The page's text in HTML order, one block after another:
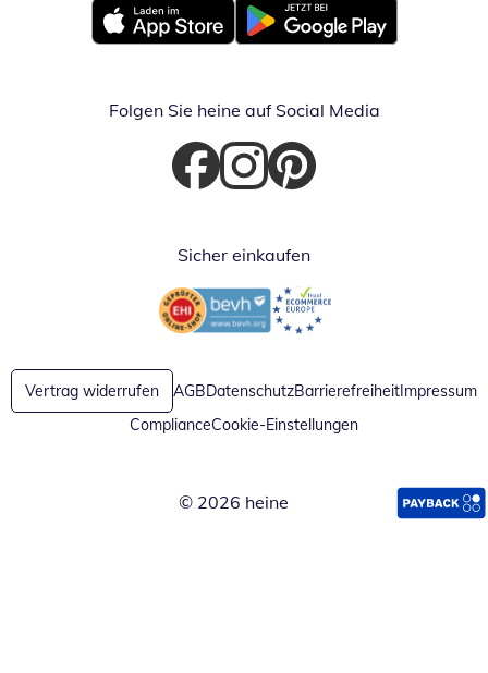
Öffnet in neuem FensterÖffnet in neuem Fenster
Folgen Sie heine auf Social Media
Öffnet in neuem Fenster
Öffnet in neuem Fenster
Öffnet in neuem Fenster
Sicher einkaufen
Öffnet in neuem FensterÖffnet in neuem Fenster
Vertrag widerrufen AGBDatenschutzBarrierefreiheitImpressum
ComplianceCookie-Einstellungen
© 2026 heine